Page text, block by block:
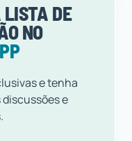
DE
NO
e tenha
discussões e